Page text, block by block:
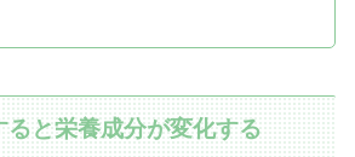
ると栄養成分が変化する